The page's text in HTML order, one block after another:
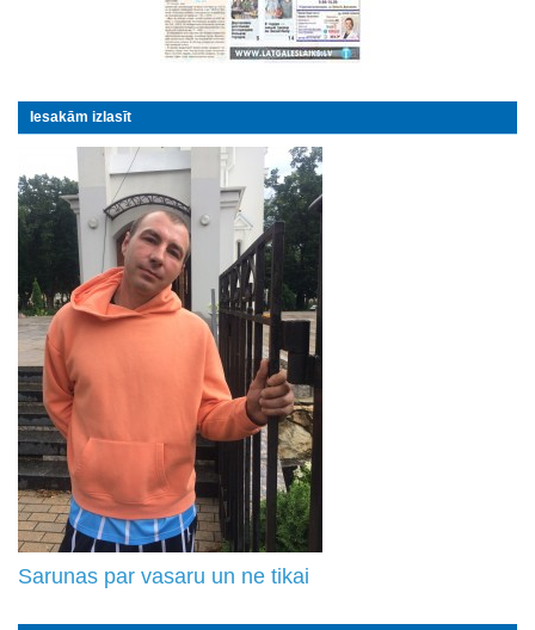
Iesakām izlasīt
Sarunas par vasaru un ne tikai